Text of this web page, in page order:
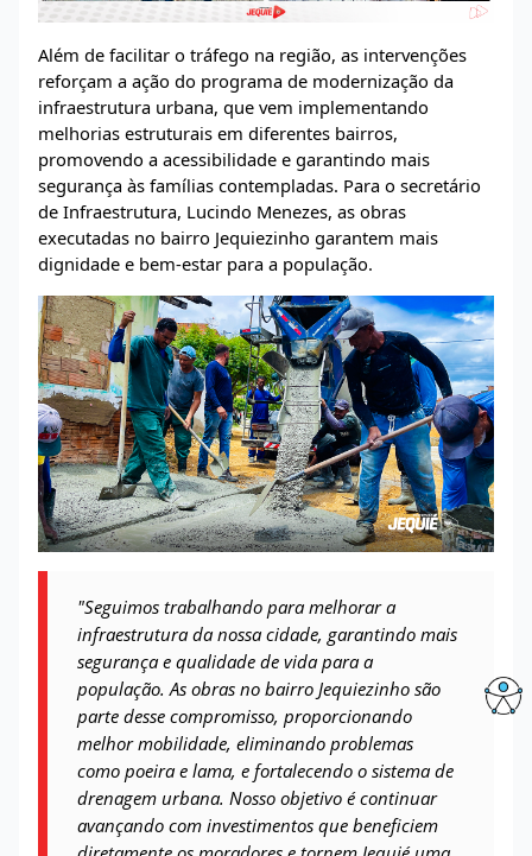
Além de facilitar o tráfego na região, as intervenções
reforçam a ação do programa de modernização da
infraestrutura urbana, que vem implementando
melhorias estruturais em diferentes bairros,
promovendo a acessibilidade e garantindo mais
segurança às famílias contempladas. Para o secretário
de Infraestrutura, Lucindo Menezes, as obras
executadas no bairro Jequiezinho garantem mais
dignidade e bem-estar para a população.
"Seguimos trabalhando para melhorar a
infraestrutura da nossa cidade, garantindo mais
segurança e qualidade de vida para a
população. As obras no bairro Jequiezinho são
parte desse compromisso, proporcionando
melhor mobilidade, eliminando problemas
como poeira e lama, e fortalecendo o sistema de
drenagem urbana. Nosso objetivo é continuar
avançando com investimentos que beneficiem